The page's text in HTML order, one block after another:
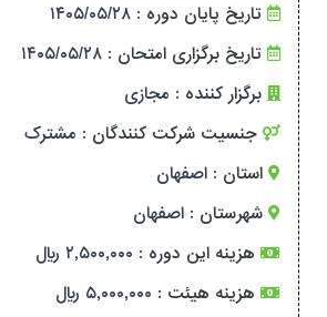
تاریخ پایان دوره : ۱۴۰۵/۰۵/۲۸
تاریخ برگزاری امتحان : ۱۴۰۵/۰۵/۲۸
برگزار کننده : مجازی
جنسیت شرکت کنندگان : مشترک
استان : اصفهان
شهرستان : اصفهان
هزینه این دوره : ۲,۵۰۰,۰۰۰ ریال
هزینه هیئت : ۵,۰۰۰,۰۰۰ ریال